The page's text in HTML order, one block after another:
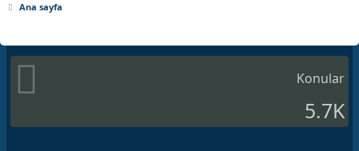
Ana sayfa
Konular
5.7K